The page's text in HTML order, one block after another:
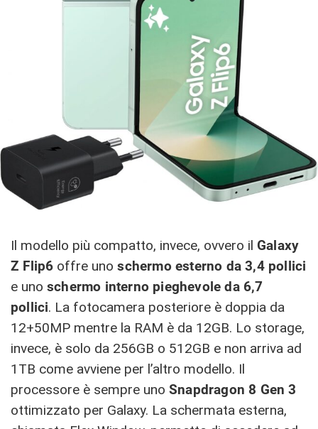
Il modello più compatto, invece, ovvero il Galaxy
Z Flip6 offre unoschermo esterno da 3,4 pollici
e uno schermo interno pieghevole da 6,7
pollici. La fotocamera posteriore è doppia da
12+50MP mentre la RAM è da 12GB. Lo storage,
invece, è solo da 256GB o 512GB e non arriva ad
1TB come avviene per l’altro modello. Il
processore è sempre uno Snapdragon 8 Gen 3
ottimizzato per Galaxy. La schermata esterna,